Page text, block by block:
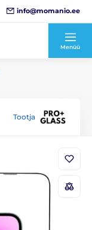
info@momanio.ee
Menüü
Tootja